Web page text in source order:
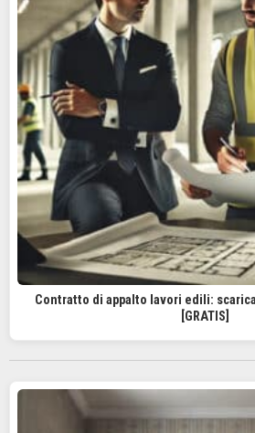
Contratto di appalto lavori edili:
[GRATIS]